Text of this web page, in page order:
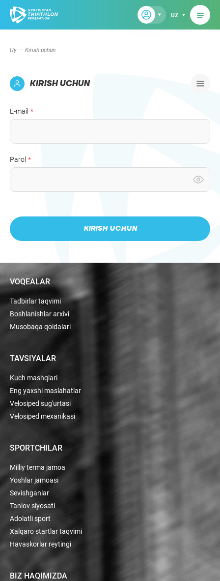
UZ
Uy Kirish uchun
KIRISH UCHUN
E-mail
Parol
KIRISH UCHUN
VOQEALAR
Tadbirlar taqvimi
Boshlanishlar arxivi
Musobaqa qoidalari
TAVSIYALAR
Kuch mashqlari
Eng yaxshi maslahatlar
Velosiped sug'urtasi
Velosiped mexanikasi
SPORTCHILAR
Milliy terma jamoa
Yoshlar jamoasi
Sevishganlar
Tanlov siyosati
Adolatli sport
Xalqaro startlar taqvimi
Havaskorlar reytingi
BIZ HAQIMIZDA